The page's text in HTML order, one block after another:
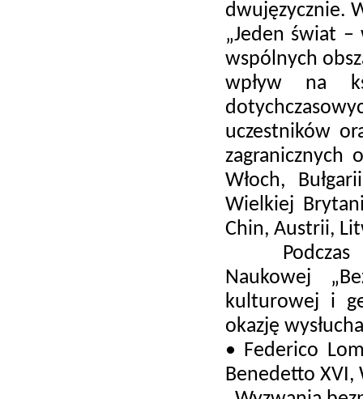
dwujęzycznie.
„Jeden świat
wspólnych
wpływ na
uczestników
zagranicznych
Włoch,
Wielkiej
Chin, Austrii,
Podczas
Naukowej
kulturowej i
okazję
• Federico
Benedetto XVI,